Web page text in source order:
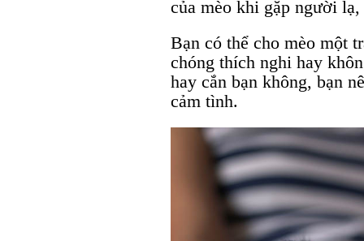
của mèo khi gặp người
Bạn có thể cho mèo một
chóng thích nghi hay
hay cắn bạn không, bạn
cảm tình.